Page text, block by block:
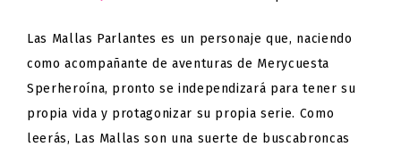
Las Mallas Parlantes es un personaje que, naciendo
como acompañante de aventuras de Merycuesta
Sperheroína, pronto se independizará para tener su
propia vida y protagonizar su propia serie. Como
leerás, Las Mallas son una suerte de buscabroncas